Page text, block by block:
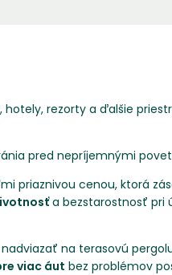
rezorty a ďalšie
pred nepríjemnými
cenou, ktorá
a bezstarostnosť pri
na terasovú
viac áut bez problémov